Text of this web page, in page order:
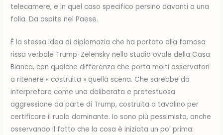
telecamere, e in quel caso specifico persino davanti a una
folla. Da ospite nel Paese.
È la stessa idea di diplomazia che ha portato alla famosa
rissa verbale Trump-Zelensky nello studio ovale della Casa
Bianca, con qualche differenza che porta molti osservatori
a ritenere « costruita » quella scena. Che sarebbe da
interpretare come una deliberata e pretestuosa
aggressione da parte di Trump, costruita a tavolino per
certificare il ruolo dominante. Io sono più pessimista, anche
osservando il fatto che la cosa è iniziata un po’ prima: